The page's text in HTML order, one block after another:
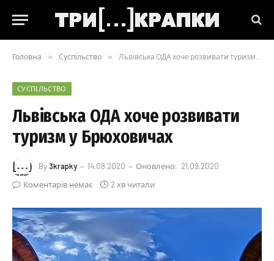
Головна » Суспільство » Львівська ОДА хоче розвивати туризм у Брюховичах
СУСПІЛЬСТВО
Львівська ОДА хоче розвивати
туризм у Брюховичах
By 3krapky 14.08.2020 Оновлено: 21.09.2020
Коментарів немає
2 хв читали